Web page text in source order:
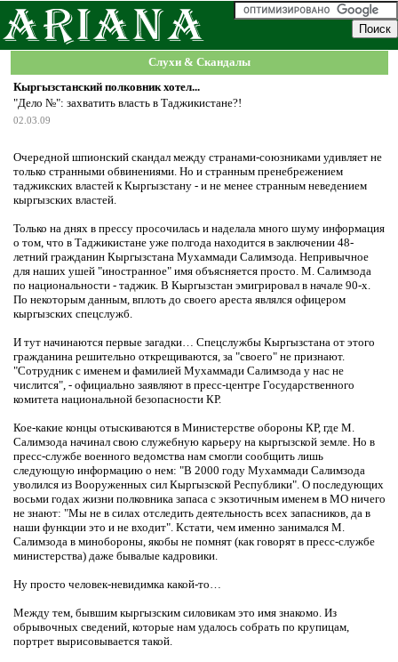
Слухи & Скандалы
Кыргызстанский полковник хотел...
"Дело №": захватить власть в Таджикистане?!
02.03.09
Очередной шпионский скандал между странами-союзниками удивляет не
только странными обвинениями. Но и странным пренебрежением
таджикских властей к Кыргызстану - и не менее странным неведением
кыргызских властей.
Только на днях в прессу просочилась и наделала много шуму информация
о том, что в Таджикистане уже полгода находится в заключении 48-
летний гражданин Кыргызстана Мухаммади Салимзода. Непривычное
для наших ушей "иностранное" имя объясняется просто. М. Салимзода
по национальности - таджик. В Кыргызстан эмигрировал в начале 90-х.
По некоторым данным, вплоть до своего ареста являлся офицером
кыргызских спецслужб.
И тут начинаются первые загадки… Спецслужбы Кыргызстана от этого
гражданина решительно открещиваются, за "своего" не признают.
"Сотрудник с именем и фамилией Мухаммади Салимзода у нас не
числится", - официально заявляют в пресс-центре Государственного
комитета национальной безопасности КР.
Кое-какие концы отыскиваются в Министерстве обороны КР, где М.
Салимзода начинал свою служебную карьеру на кыргызской земле. Но в
пресс-службе военного ведомства нам смогли сообщить лишь
следующую информацию о нем: "В 2000 году Мухаммади Салимзода
уволился из Вооруженных сил Кыргызской Республики". О последующих
восьми годах жизни полковника запаса с экзотичным именем в МО ничего
не знают: "Мы не в силах отследить деятельность всех запасников, да в
наши функции это и не входит". Кстати, чем именно занимался М.
Салимзода в минобороны, якобы не помнят (как говорят в пресс-службе
министерства) даже бывалые кадровики.
Ну просто человек-невидимка какой-то…
Между тем, бывшим кыргызским силовикам это имя знакомо. Из
обрывочных сведений, которые нам удалось собрать по крупицам,
портрет вырисовывается такой.